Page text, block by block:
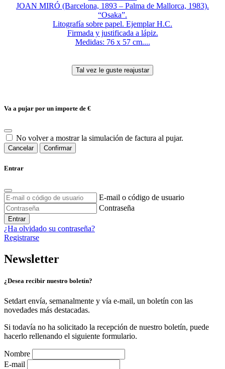
JOAN MIRÓ (Barcelona, 1893 – Palma de Mallorca, 1983).
“Osaka”.
Litografía sobre papel. Ejemplar H.C.
Firmada y justificada a lápiz.
Medidas: 76 x 57 cm....
Va a pujar por un importe de €
No volver a mostrar la simulación de factura al pujar.
Cancelar Confirmar
Entrar
E-mail o código de usuario
Contraseña
Entrar
¿Ha olvidado su contraseña?
Registrarse
Newsletter
¿Desea recibir nuestro boletín?
Setdart envía, semanalmente y vía e-mail, un boletín con las
novedades más destacadas.
Si todavía no ha solicitado la recepción de nuestro boletín, puede
hacerlo rellenando el siguiente formulario.
Nombre
E-mail